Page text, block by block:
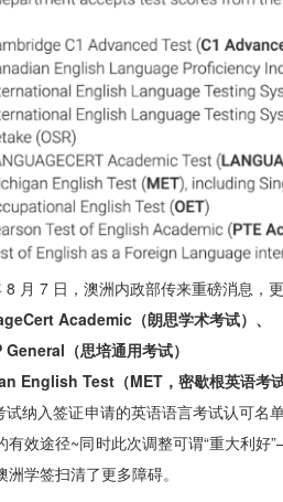
8 月 7 日，澳洲内政部传来重磅消息，
Academic（朗思学术考试）、
General（思培通用考试）
English Test（MET，密歇根英语考试
试纳入签证申请的英语语言考试认可名
有效途径~同时此次调整可谓“重大利
洲学签扫清了更多障碍。